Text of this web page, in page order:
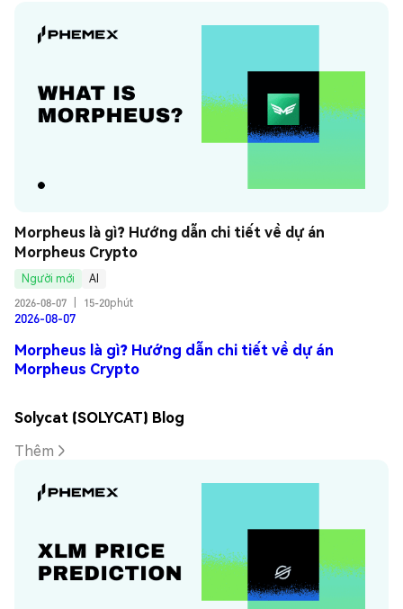
Morpheus là gì? Hướng dẫn chi tiết về dự án
Morpheus Crypto
Người mới
AI
2026-08-07
15-20phút
2026-08-07
Morpheus là gì? Hướng dẫn chi tiết về dự án
Morpheus Crypto
Solycat (SOLYCAT) Blog
Thêm